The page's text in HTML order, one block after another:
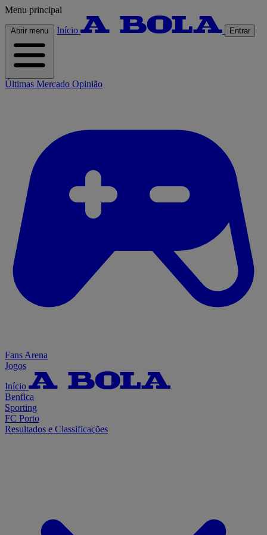
Menu principal
Abrir menu Início Entrar
Últimas Mercado Opinião
Fans Arena
Jogos
Início
Benfica
Sporting
FC Porto
Resultados e Classificações